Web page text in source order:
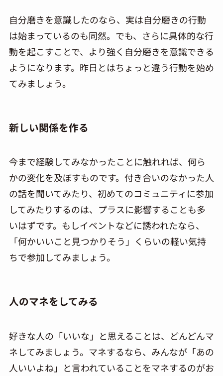
自分磨きを意識したのなら、実は自分磨きの行動
は始まっているのも同然。でも、さらに具体的な行
動を起こすことで、より強く自分磨きを意識できる
ようになります。昨日とはちょっと違う行動を始め
てみましょう。
新しい関係を作る
今まで経験してみなかったことに触れれば、何ら
かの変化を及ぼすものです。付き合いのなかった人
の話を聞いてみたり、初めてのコミュニティに参加
してみたりするのは、プラスに影響することも多
いはずです。もしイベントなどに誘われたなら、
「何かいいこと見つかりそう」くらいの軽い気持
ちで参加してみましょう。
人のマネをしてみる
好きな人の「いいな」と思えることは、どんどんマ
ネしてみましょう。マネするなら、みんなが「あの
人いいよね」と言われていることをマネするのがお